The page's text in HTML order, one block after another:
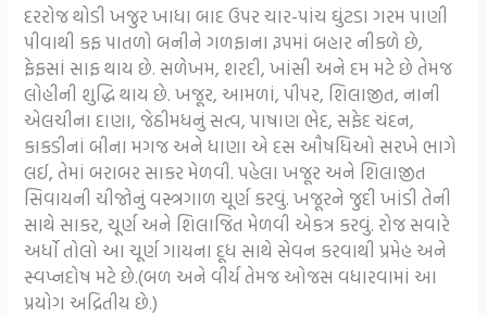
દરરોજ થોડી ખજુર ખાધા બાદ ઉપર ચાર-પાંચ ઘુંટડા ગરમ પાણી
પીવાથી કફ પાતળો બનીને ગળફાના રૂપમાં બહાર નીકળે છે,
ફેફસાં સાફ થાય છે. સળેખમ, શરદી, ખાંસી અને દમ મટે છે તેમજ
લોહીની શુદ્ધિ થાય છે. ખજૂર, આમળાં, પીપર, શિલાજીત, નાની
એલચીના દાણા, જેઠીમધનું સત્વ, પાષાણ ભેદ, સફેદ ચંદન,
કાકડીનાં બીના મગજ અને ધાણા એ દસ ઔષધિઓ સરખે ભાગે
લઈ, તેમાં બરાબર સાકર મેળવી. પહેલા ખજૂર અને શિલાજીત
સિવાયની ચીજોનું વસ્ત્રગાળ ચૂર્ણ કરવું. ખજૂરને જુદી ખાંડી તેની
સાથે સાકર, ચૂર્ણ અને શિલાજિત મેળવી એકત્ર કરવું. રોજ સવારે
અર્ધો તોલો આ ચૂર્ણ ગાયના દૂધ સાથે સેવન કરવાથી પ્રમેહ અને
સ્વપ્નદોષ મટે છે.(બળ અને વીર્ય તેમજ ઓજસ વધારવામાં આ
પ્રયોગ અદ્રિતીય છે.)